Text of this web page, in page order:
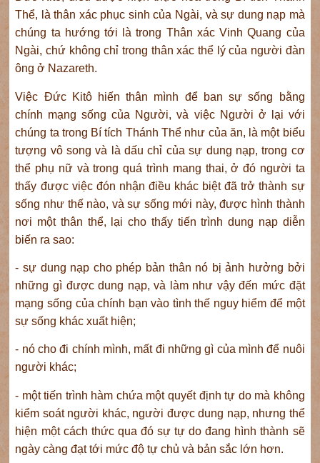
Thể, là thân xác phục sinh của Ngài, và sự dung nạp mà
chúng ta hướng tới là trong Thân xác Vinh Quang của
Ngài, chứ không chỉ trong thân xác thể lý của người đàn
ông ở Nazareth.
Việc Đức Kitô hiến thân mình để ban sự sống bằng
chính mạng sống của Người, và việc Người ở lại với
chúng ta trong Bí tích Thánh Thể như của ăn, là một biểu
tượng vô song và là dấu chỉ của sự dung nạp, trong cơ
thể phụ nữ và trong quá trình mang thai, ở đó người ta
thấy được việc đón nhận điều khác biệt đã trở thành sự
sống như thế nào, và sự sống mới này, được hình thành
nơi một thân thể, lại cho thấy tiến trình dung nạp diễn
biến ra sao:
- sự dung nạp cho phép bản thân nó bị ảnh hưởng bởi
những gì được dung nạp, và làm như vậy đến mức đặt
mạng sống của chính bạn vào tình thế nguy hiểm để một
sự sống khác xuất hiện;
- nó cho đi chính mình, mất đi những gì của mình để nuôi
người khác;
- một tiến trình hàm chứa một quyết định tự do mà không
kiểm soát người khác, người được dung nạp, nhưng thể
hiện một cách thức qua đó sự tự do đang hình thành sẽ
ngày càng đạt tới mức độ tự chủ và bản sắc lớn hơn.